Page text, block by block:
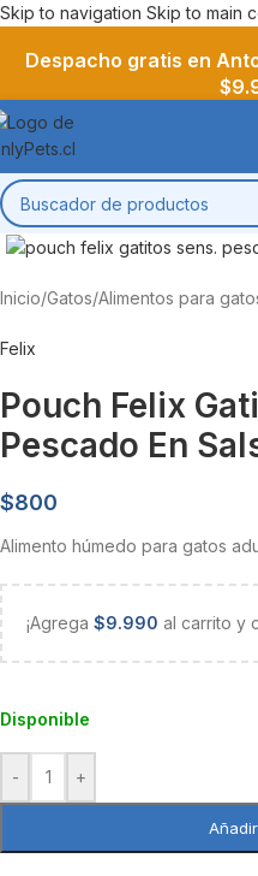
Skip to navigation Skip to main
Despacho gratis en
Inicio/Gatos/Alimentos para
Felix
Pouch Felix
Pescado En
$800
Alimento húmedo para gatos
¡Agrega $9.990 al carrito y
Disponible
- +